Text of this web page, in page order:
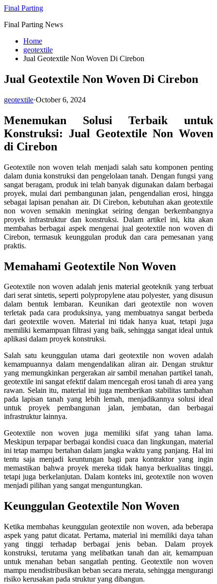
Skip
content
Final Parting
Final Parting News
Home
geotextile
Jual Geotextile Non Woven Di Cirebon
Jual Geotextile Non Woven Di Cirebon
geotextile·October 6, 2024
Menemukan Solusi Terbaik untuk
Konstruksi: Jual Geotextile Non Woven
di Cirebon
Geotextile non woven telah menjadi salah satu komponen penting
dalam dunia konstruksi dan pengelolaan tanah. Dengan fungsi yang
sangat beragam, produk ini telah banyak digunakan dalam berbagai
proyek, mulai dari pembangunan jalan, pengendalian erosi, hingga
sebagai lapisan penahan air. Di Cirebon, kebutuhan akan geotextile
non woven semakin meningkat seiring dengan berkembangnya
proyek infrastruktur dan konstruksi. Dalam artikel ini, kita akan
membahas berbagai aspek mengenai jual geotextile non woven di
Cirebon, termasuk keunggulan produk dan cara pemesanan yang
praktis.
Memahami Geotextile Non Woven
Geotextile non woven adalah jenis material geoteknik yang terbuat
dari serat sintetis, seperti polypropylene atau polyester, yang disusun
dalam bentuk lembaran. Keunikan dari geotextile non woven
terletak pada cara produksinya, yang membuatnya sangat berbeda
dari geotextile woven. Material ini tidak hanya kuat, tetapi juga
memiliki kemampuan filtrasi yang baik, sehingga sangat ideal untuk
aplikasi dalam proyek konstruksi.
Salah satu keunggulan utama dari geotextile non woven adalah
kemampuannya dalam mengendalikan aliran air. Dengan struktur
yang memungkinkan pergerakan air sambil menahan partikel tanah,
geotextile ini sangat efektif dalam mencegah erosi tanah di area yang
rawan. Selain itu, material ini juga memberikan stabilitas tambahan
pada lapisan tanah yang lebih lemah, menjadikannya solusi ideal
untuk proyek pembangunan jalan, jembatan, dan berbagai
infrastruktur lainnya.
Geotextile non woven juga memiliki sifat yang tahan lama.
Meskipun terpapar berbagai kondisi cuaca dan lingkungan, material
ini tetap mampu bertahan dalam jangka waktu yang panjang. Hal ini
tentu saja menjadi keuntungan bagi para kontraktor yang ingin
memastikan bahwa proyek mereka tidak hanya berkualitas tinggi,
tetapi juga berkelanjutan. Dalam konteks ini, geotextile non woven
menjadi pilihan yang sangat menguntungkan.
Keunggulan Geotextile Non Woven
Ketika membahas keunggulan geotextile non woven, ada beberapa
aspek yang patut dicatat. Pertama, material ini memiliki daya tahan
yang tinggi terhadap berbagai jenis beban. Dalam proyek
konstruksi, terutama yang melibatkan tanah dan air, kemampuan
untuk menahan beban sangatlah penting. Geotextile non woven
mampu mendistribusikan beban secara merata, sehingga mengurangi
risiko kerusakan pada struktur yang dibangun.